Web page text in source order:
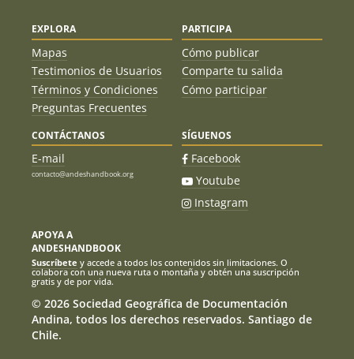
EXPLORA
Mapas
Testimonios de Usuarios
Términos y Condiciones
Preguntas Frecuentes
PARTICIPA
Cómo publicar
Comparte tu salida
Cómo participar
CONTÁCTANOS
E-mail
contacto@andeshandbook.org
SÍGUENOS
Facebook
Youtube
Instagram
APOYA A
ANDESHANDBOOK
Suscríbete y accede a todos los contenidos sin limitaciones. O
colabora con una nueva ruta o montaña y obtén una suscripción
gratis y de por vida.
© 2026 Sociedad Geográfica de Documentación
Andina, todos los derechos reservados. Santiago de
Chile.